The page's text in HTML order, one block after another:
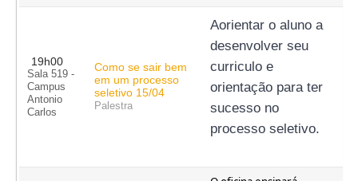
19h00
Sala 519 -
Campus
Antonio
Carlos
Como se sair bem
em um processo
seletivo 15/04
Palestra
Aorientar o aluno a
desenvolver seu
curriculo e
orientação para ter
sucesso no
processo seletivo.